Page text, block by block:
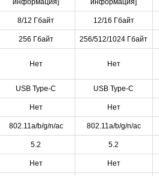
8/12 Гбайт 12/16 Гбайт
256 Гбайт 256/512/1024 Гбайт
Нет Нет
USB Type-C USB Type-C
Нет Нет
802.11a/b/g/n/ac 802.11a/b/g/n/ac
5.2 5.2
Нет Нет